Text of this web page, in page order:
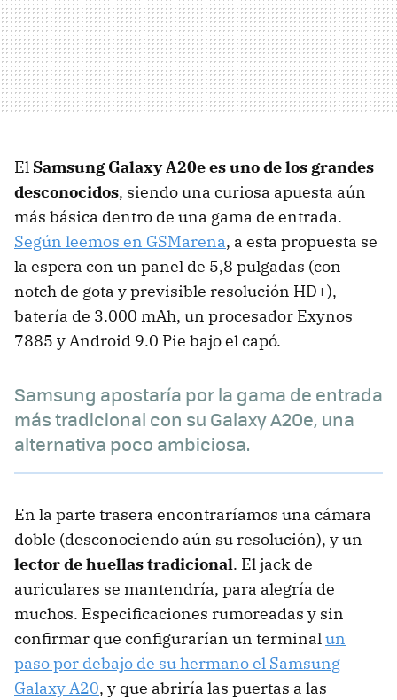
El Samsung Galaxy A20e es uno de los grandes
desconocidos, siendo una curiosa apuesta aún
más básica dentro de una gama de entrada.
Según leemos en GSMarena, a esta propuesta se
la espera con un panel de 5,8 pulgadas (con
notch de gota y previsible resolución HD+),
batería de 3.000 mAh, un procesador Exynos
7885 y Android 9.0 Pie bajo el capó.
Samsung apostaría por la gama de entrada
más tradicional con su Galaxy A20e, una
alternativa poco ambiciosa.
En la parte trasera encontraríamos una cámara
doble (desconociendo aún su resolución), y un
lector de huellas tradicional. El jack de
auriculares se mantendría, para alegría de
muchos. Especificaciones rumoreadas y sin
confirmar que configurarían un terminalun
paso por debajo de su hermano el Samsung
Galaxy A20, y que abriría las puertas a las